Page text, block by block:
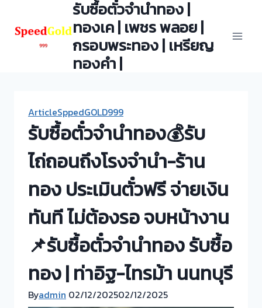
content
รับซื้อตั๋วจำนำทอง |
ทองเค | เพชร พลอย |
กรอบพระทอง | เหรียญ
ทองคำ |
ArticleSppedGOLD999
รับซื้อตั๋วจำนำทอง💰รับ
ไถ่ถอนถึงโรงจำนำ-ร้าน
ทอง ประเมินตั๋วฟรี จ่ายเงิน
ทันที ไม่ต้องรอ จบหน้างาน
📌รับซื้อตั๋วจำนำทอง รับซื้อ
ทอง | ท่าอิฐ-ไทรม้า นนทบุรี
Byadmin 02/12/202502/12/2025